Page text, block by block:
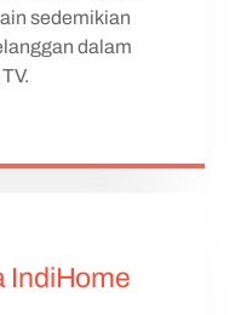
sedemikian
dalam
IndiHome